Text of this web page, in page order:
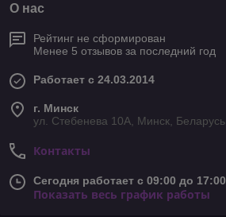
О нас
Рейтинг не сформирован
Менее 5 отзывов за последний год
Работает с 24.03.2014
г. Минск
ул. Стебенева 10А, Минск, Беларусь
Контакты
Сегодня работает с 09:00 до 17:00
Показать весь график работы